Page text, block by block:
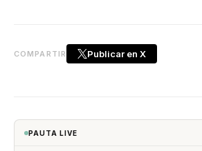
COMPARTIR Publicar en X
PAUTA LIVE